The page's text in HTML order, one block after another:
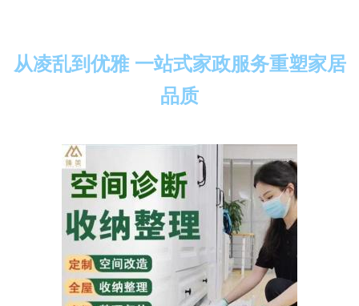
从凌乱到优雅 一站式家政服务重塑家居
品质